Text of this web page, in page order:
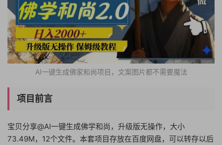
AI一键生成佛家和尚项目，文案图片都不需要魔法
项目前言
宝贝分享@AI一键生成佛学和尚，升级版无操作，大小
73.49M，12个文件。本套项目存放在百度网盘，可以转存以后